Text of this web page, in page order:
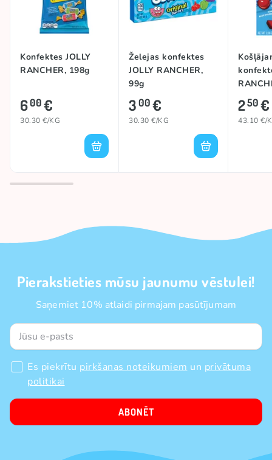
Konfektes JOLLY
RANCHER, 198g
600€
30.30 €/KG
Želejas konfektes
JOLLY RANCHER,
99g
300€
30.30 €/KG
58g
250€
43.10 €/
Pierakstieties mūsu jaunumu vēstulei!
Saņemiet 10% atlaidi pirmajam pasūtījumam
Es piekrītu pirkšanas noteikumiem un privātuma
politikai
ABONĒT